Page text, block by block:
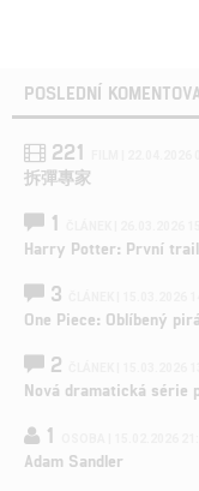
POSLEDNÍ
221
拆彈專家
1
Harry Potter: První
3
One Piece: Oblíbený
2
Nová dramatická série
1
Adam Sandler